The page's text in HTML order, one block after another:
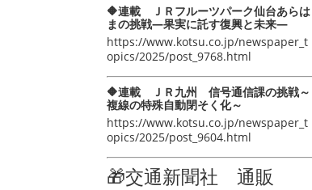
🔶連載 ＪＲフルーツパーク仙台あらは
まの挑戦―果実に託す復興と未来―
https://www.kotsu.co.jp/newspaper_t
opics/2025/post_9768.html
🔶連載 ＪＲ九州 信号通信課の挑戦～
複線の特殊自動閉そく化～
https://www.kotsu.co.jp/newspaper_t
opics/2025/post_9604.html
🎁交通新聞社 通販